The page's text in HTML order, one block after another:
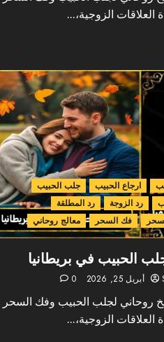
العلاقات الزوجية،...
ارجاع الحبيب
جلب الحبيب
رد الزوجة
رد المطلقة
فك السحر معالج روحاني
الحبيب في بريطانيا
أبريل 25, 2026 0
لجلب الحبيب وفك السحر
العلاقات الزوجية،...